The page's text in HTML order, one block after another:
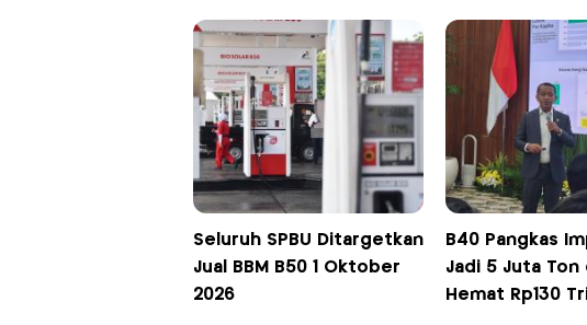
Seluruh SPBU Ditargetkan
Jual BBM B50 1 Oktober
2026
B40 Pangkas
Jadi 5 Juta Ton
Hemat Rp130